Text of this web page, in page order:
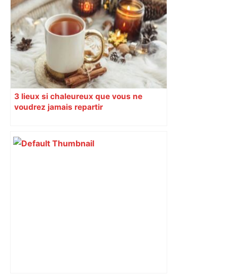
3 lieux si chaleureux que vous ne
voudrez jamais repartir